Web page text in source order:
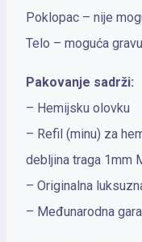
Poklopac – nije
Telo – moguća
Pakovanje sadrži:
– Hemijsku olovku
– Refil (minu) za
debljina traga 1mm
– Originalna
– Međunarodna